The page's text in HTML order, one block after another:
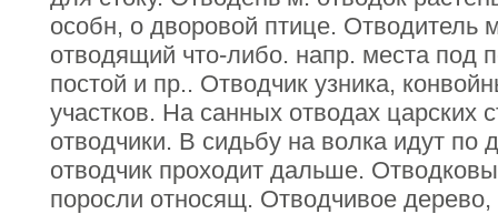
особн, о дворовой птице. Отводитель
отводящий что-либо. напр. места под
постой и пр.. Отводчик узника,
участков. На санных отводах царских
отводчики. В сидьбу на волка идут по
отводчик проходит дальше.
поросли относящ. Отводчивое